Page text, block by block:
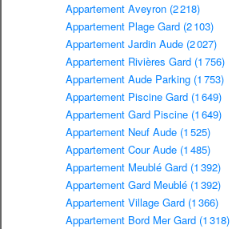
Appartement Aveyron (2 218)
Appartement Plage Gard (2 103)
Appartement Jardin Aude (2 027)
Appartement Rivières Gard (1 756)
Appartement Aude Parking (1 753)
Appartement Piscine Gard (1 649)
Appartement Gard Piscine (1 649)
Appartement Neuf Aude (1 525)
Appartement Cour Aude (1 485)
Appartement Meublé Gard (1 392)
Appartement Gard Meublé (1 392)
Appartement Village Gard (1 366)
Appartement Bord Mer Gard (1 318)